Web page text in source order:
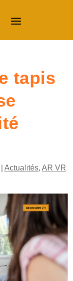
tapis
|Actualités,AR VR